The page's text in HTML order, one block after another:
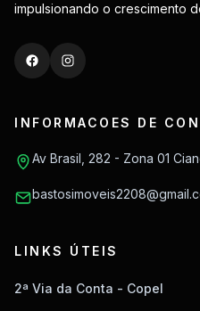
impulsionando o crescimento
INFORMACOES DE
Av Brasil, 282 - Zona 01
LINKS ÚTEIS
2ª Via da Conta - Copel